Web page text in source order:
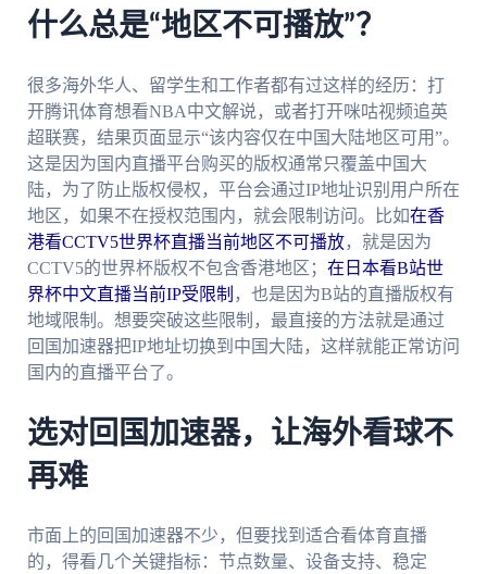
什么总是“地区不可播放”？
很多海外华人、留学生和工作者都有过这样的经历：打
开腾讯体育想看NBA中文解说，或者打开咪咕视频追英
超联赛，结果页面显示“该内容仅在中国大陆地区可用”。
这是因为国内直播平台购买的版权通常只覆盖中国大
陆，为了防止版权侵权，平台会通过IP地址识别用户所在
地区，如果不在授权范围内，就会限制访问。比如在香
港看CCTV5世界杯直播当前地区不可播放，就是因为
CCTV5的世界杯版权不包含香港地区； 在日本看B站世
界杯中文直播当前IP受限制 ，也是因为B站的直播版权有
地域限制。想要突破这些限制，最直接的方法就是通过
回国加速器把IP地址切换到中国大陆，这样就能正常访问
国内的直播平台了。
选对回国加速器，让海外看球不
再难
市面上的回国加速器不少，但要找到适合看体育直播
的，得看几个关键指标：节点数量、设备支持、稳定